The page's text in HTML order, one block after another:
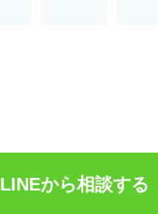
LINEから相談する